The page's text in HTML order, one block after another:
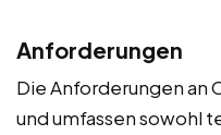
Anforderungen
Die Anforderungen an
und umfassen sowohl